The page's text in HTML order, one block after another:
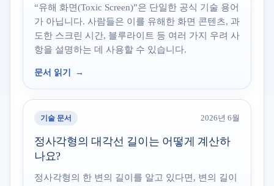
“유해 화면(Toxic Screen)”은 단일한 공식 기술 용어
가 아닙니다. 사람들은 이를 유해한 화면 콘텐츠, 과
도한 스크린 시간, 블루라이트 등 여러 가지 우려 사
항을 설명하는 데 사용할 수 있습니다.
문서 읽기
기술 문서 2026년 6월
정사각형의 대각선 길이는 어떻게 계산하
나요?
정사각형의 한 변의 길이를 알고 있다면, 변의 길이